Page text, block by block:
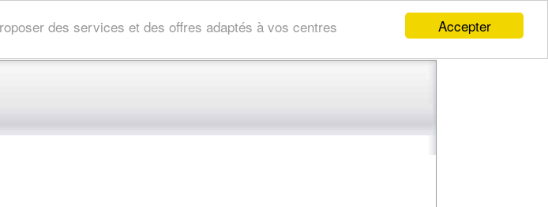
Accepter
des services et des offres adaptés à vos centres